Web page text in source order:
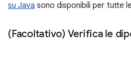
su Java sono disponibili per tutte
(Facoltativo) Verifica le